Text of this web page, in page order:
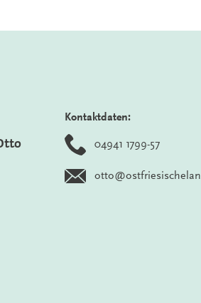
Kontaktdaten:
04941 1799-57